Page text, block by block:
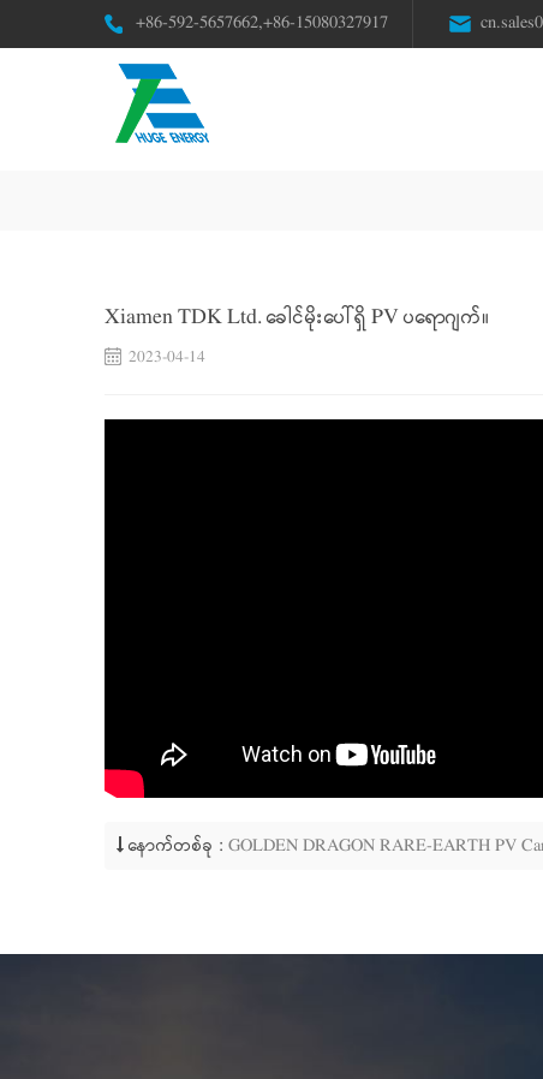
+86-592-5657662,+86-15080327917
Xiamen TDK Ltd. ခေါင်မိုးပေါ်ရှိ PV ပရောဂျက်။
2023-04-14
နောက်တစ်ခု : GOLDEN DRAGON RARE-EARTH PV